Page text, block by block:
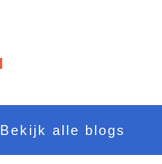
Bekijk alle blogs